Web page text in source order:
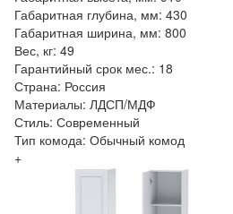
Габаритная глубина, мм: 430
Габаритная ширина, мм: 800
Вес, кг: 49
Гарантийный срок мес.: 18
Страна: Россия
Материалы: ЛДСП/МДФ
Стиль: Современный
Тип комода: Обычный комод
+